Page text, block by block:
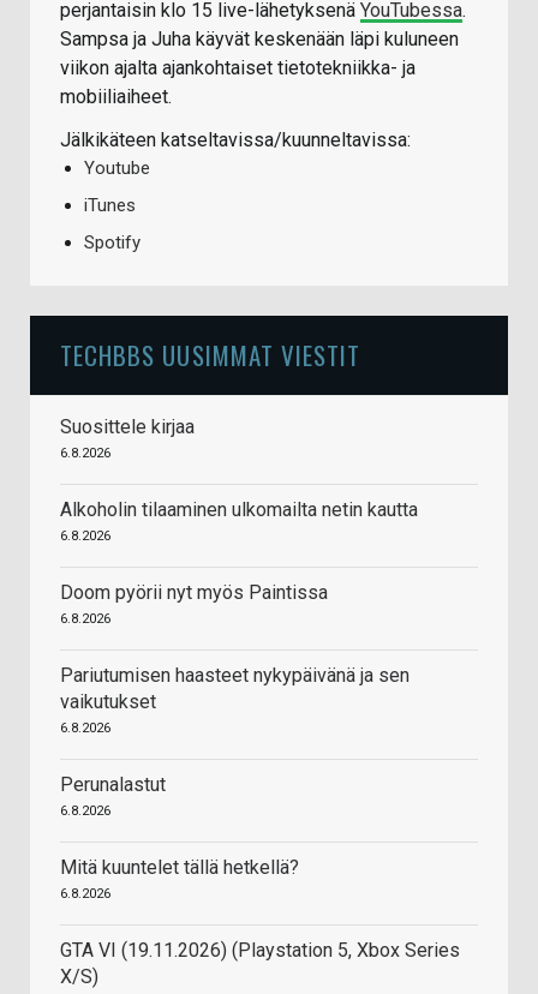
perjantaisin klo 15 live-lähetyksenä YouTubessa.
Sampsa ja Juha käyvät keskenään läpi kuluneen
viikon ajalta ajankohtaiset tietotekniikka- ja
mobiiliaiheet.
Jälkikäteen katseltavissa/kuunneltavissa:
Youtube
iTunes
Spotify
TECHBBS UUSIMMAT VIESTIT
Suosittele kirjaa
6.8.2026
Alkoholin tilaaminen ulkomailta netin kautta
6.8.2026
Doom pyörii nyt myös Paintissa
6.8.2026
Pariutumisen haasteet nykypäivänä ja sen
vaikutukset
6.8.2026
Perunalastut
6.8.2026
Mitä kuuntelet tällä hetkellä?
6.8.2026
GTA VI (19.11.2026) (Playstation 5, Xbox Series
X/S)